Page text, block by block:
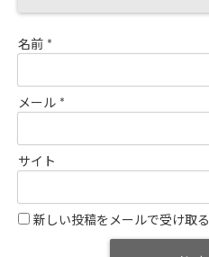
名前 *
メール *
サイト
新しい投稿をメールで受け取る